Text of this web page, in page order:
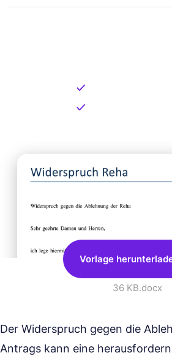
Vorlage
36 KB.docx
Der Widerspruch gegen die
Antrags kann eine